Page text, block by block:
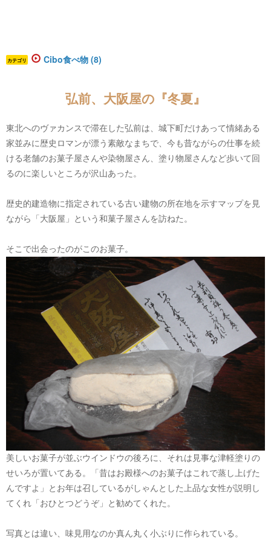
カテゴリ Cibo食べ物 (8)
弘前、大阪屋の『冬夏』
東北へのヴァカンスで滞在した弘前は、城下町だけあって情緒ある
家並みに歴史ロマンが漂う素敵なまちで、今も昔ながらの仕事を続
ける老舗のお菓子屋さんや染物屋さん、塗り物屋さんなど歩いて回
るのに楽しいところが沢山あった。
歴史的建造物に指定されている古い建物の所在地を示すマップを見
ながら「大阪屋」という和菓子屋さんを訪ねた。
そこで出会ったのがこのお菓子。
美しいお菓子が並ぶウインドウの後ろに、それは見事な津軽塗りの
せいろが置いてある。「昔はお殿様へのお菓子はこれで蒸し上げた
んですよ」とお年は召しているがしゃんとした上品な女性が説明し
てくれ「おひとつどうぞ」と勧めてくれた。
写真とは違い、味見用なのか真ん丸く小ぶりに作られている。